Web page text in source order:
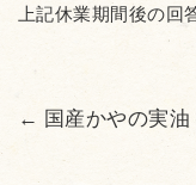
上記休業期間後の回
← 国産かやの実油